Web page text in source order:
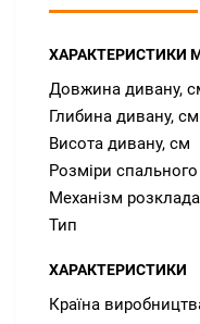
ХАРАКТЕРИСТИКИ
Довжина дивану,
Глибина дивану, см
Висота дивану, см
Розміри
Механізм
Тип
ХАРАКТЕРИСТИКИ
Країна